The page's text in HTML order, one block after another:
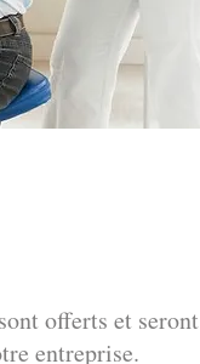
offerts et seront
entreprise.